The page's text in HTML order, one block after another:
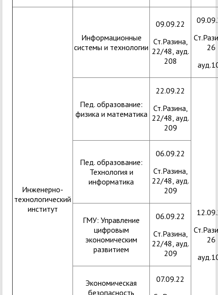
Инженерно-
технологический
институт
Информационные
системы и технологии
09.09.22
Ст.Разина,
22/48, ауд.
208
26
Пед. образование:
физика и математика
22.09.22
Ст.Разина,
22/48, ауд.
209
26
Пед. образование:
Технология и
информатика
06.09.22
Ст.Разина,
22/48, ауд.
209
ГМУ: Управление
цифровым
экономическим
развитием
06.09.22
Ст.Разина,
22/48, ауд.
209
Экономическая
безопасность
07.09.22